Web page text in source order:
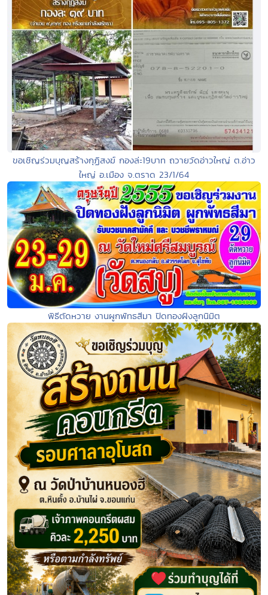
ขอเชิญร่วมบุญสร้างกุฏิสงฆ์ กองล่ะ19บาท ถวายวัดอ่าวใหญ่ ต.อ่าว
ใหญ่ อ.เมือง จ.ตราด 23/1/64
พิธีตัดหวาย งานผูกพัทธสีมา ปิดทองฝังลูกนิมิต